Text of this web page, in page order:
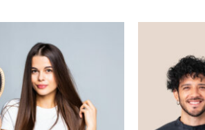
être
choisies
sur
la
page